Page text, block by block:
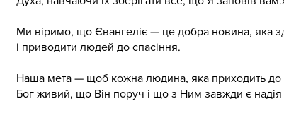
Ми віримо, що Євангеліє — це добра новина, яка
і приводити людей до спасіння.
Наша мета — щоб кожна людина, яка приходить до
Бог живий, що Він поруч і що з Ним завжди є надія